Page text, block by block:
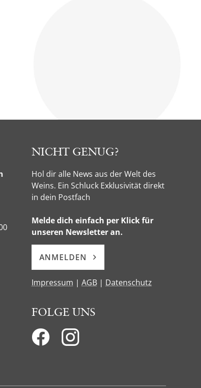
NICHT GENUG?
Hol dir alle News aus der Welt des
Weins. Ein Schluck Exklusivität direkt
in dein Postfach
Melde dich einfach per Klick für
unseren Newsletter an.
ANMELDEN
Impressum | AGB| Datenschutz
FOLGE UNS